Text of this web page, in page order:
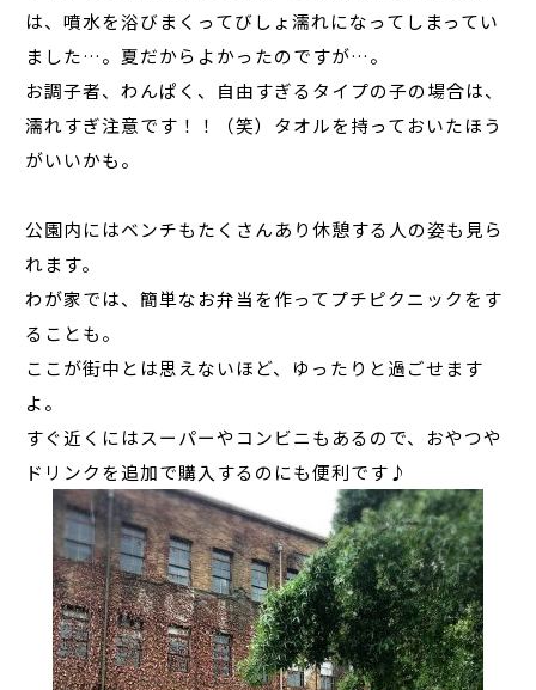
は、噴水を浴びまくってびしょ濡れになってしまってい
ました…。夏だからよかったのですが…。
お調子者、わんぱく、自由すぎるタイプの子の場合は、
濡れすぎ注意です！！（笑）タオルを持っておいたほう
がいいかも。
公園内にはベンチもたくさんあり休憩する人の姿も見ら
れます。
わが家では、簡単なお弁当を作ってプチピクニックをす
ることも。
ここが街中とは思えないほど、ゆったりと過ごせます
よ。
すぐ近くにはスーパーやコンビニもあるので、おやつや
ドリンクを追加で購入するのにも便利です♪